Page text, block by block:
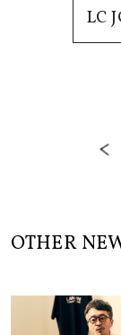
LC
OTHER